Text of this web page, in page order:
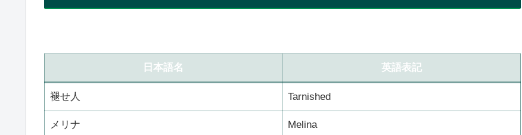
日本語名 英語表記
褪せ人 Tarnished
メリナ Melina